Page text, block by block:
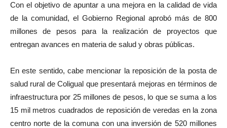
Con el objetivo de apuntar a una mejora en la calidad de vida
de la comunidad, el Gobierno Regional aprobó más de 800
millones de pesos para la realización de proyectos que
entregan avances en materia de salud y obras públicas.
En este sentido, cabe mencionar la reposición de la posta de
salud rural de Coligual que presentará mejoras en términos de
infraestructura por 25 millones de pesos, lo que se suma a los
15 mil metros cuadrados de reposición de veredas en la zona
centro norte de la comuna con una inversión de 520 millones